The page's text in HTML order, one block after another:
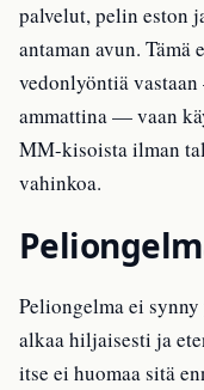
palvelut, pelin eston
antaman avun. Tämä
vedonlyöntiä
ammattina — vaan
MM-kisoista ilman
vahinkoa.
Peliongelma ei synny
alkaa hiljaisesti ja
itse ei huomaa sitä